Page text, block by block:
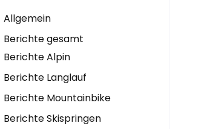
Allgemein
Berichte gesamt
Berichte Alpin
Berichte Langlauf
Berichte Mountainbike
Berichte Skispringen